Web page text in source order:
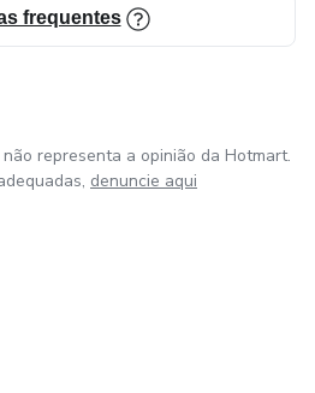
frequentes
representa a opinião da Hotmart.
denuncie aqui